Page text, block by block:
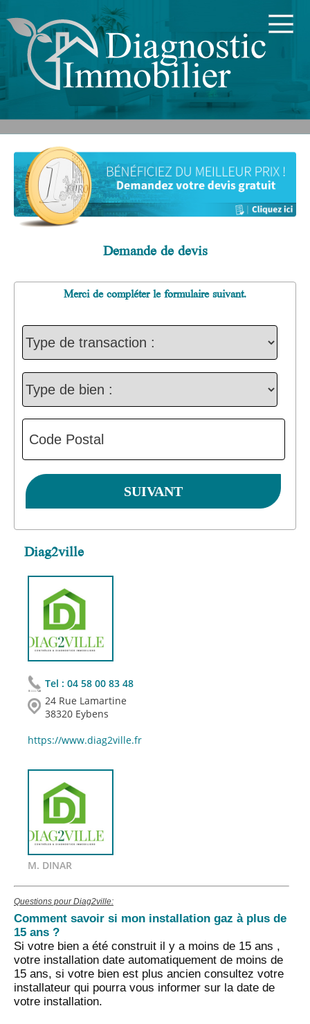
Demande de devis
Merci de compléter le formulaire suivant.
Diag2ville
Tel : 04 58 00 83 48
24 Rue Lamartine
38320 Eybens
https://www.diag2ville.fr
M. DINAR
Questions pour Diag2ville:
Comment savoir si mon installation gaz à plus de
15 ans ?
Si votre bien a été construit il y a moins de 15 ans ,
votre installation date automatiquement de moins de
15 ans, si votre bien est plus ancien consultez votre
installateur qui pourra vous informer sur la date de
votre installation.